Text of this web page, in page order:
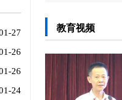
27
26
26
24
教育视频